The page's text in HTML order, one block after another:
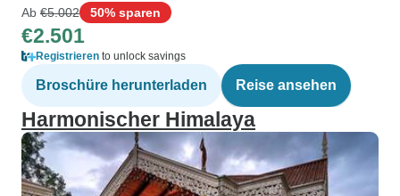
Ab €5.002 50% sparen
€2.501
Registrieren to unlock savings
Broschüre herunterladen Reise ansehen
Harmonischer Himalaya